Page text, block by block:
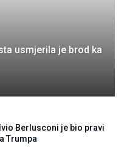
usmjerila je brod ka
Berlusconi je bio pravi
Trumpa